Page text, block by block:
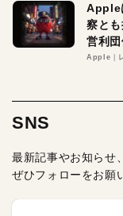
Apple
察と
営利
る理
Apple
SNS
最新記事やお知らせ
ぜひフォローをお願